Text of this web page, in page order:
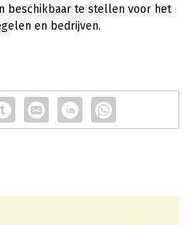
beschikbaar te stellen voor het
en bedrijven.